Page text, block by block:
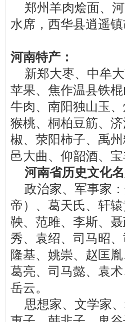
郑州羊肉烩面、
水席，西华县逍遥
河南特产：
新郑大枣、中牟
苹果、焦作温县铁
牛肉、南阳独山玉
猴桃、桐柏豆筋、
椒、荥阳柿子、禹
邑大曲、仰韶酒、宝
河南省历史文化名
政治家、军事家
帝）、葛天氏、轩
鞅、范雎、李斯、
秀、袁绍、司马昭
隆基、姚崇、赵匡
葛亮、司马懿、袁
岳云。
思想家、文学家